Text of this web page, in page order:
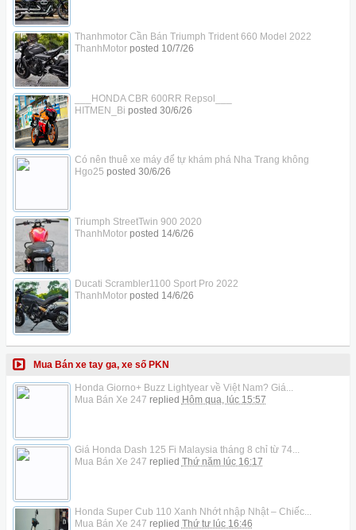
Thanhmotor Cần Bán Triumph Trident 660 Model 2022
ThanhMotorposted 10/7/26
___HONDA CBR 600RR Repsol___
HITMEN_Bi posted 30/6/26
Có nên thuê xe máy để tự khám phá Nha Trang không
Hgo25 posted 30/6/26
Triumph StreetTwin 900 2020
ThanhMotorposted 14/6/26
Ducati Scrambler1100 Sport Pro 2022
ThanhMotorposted 14/6/26
Mua Bán xe tay ga, xe số PKN
Honda Giorno+ Buzz Lightyear về Việt Nam? Giá...
Mua Bán Xe 247 replied Hôm qua, lúc 15:57
Giá Honda Dash 125 Fi Malaysia tháng 8 chỉ từ 74...
Mua Bán Xe 247 replied Thứ năm lúc 16:17
Honda Super Cub 110 Xanh Nhớt nhập Nhật – Chiếc...
Mua Bán Xe 247 replied Thứ tư lúc 16:46